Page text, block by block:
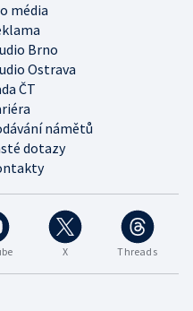
X Threads
média
Brno
Ostrava
ČT
námětů
dotazy